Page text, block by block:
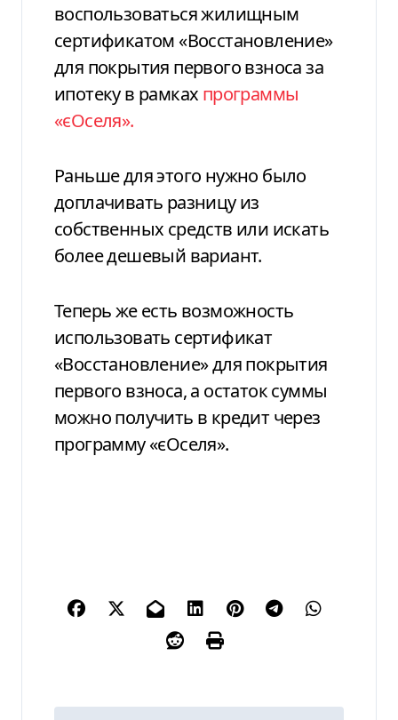
воспользоваться жилищным
сертификатом «Восстановление»
для покрытия первого взноса за
ипотеку в рамках программы
«єОселя».
Раньше для этого нужно было
доплачивать разницу из
собственных средств или искать
более дешевый вариант.
Теперь же есть возможность
использовать сертификат
«Восстановление» для покрытия
первого взноса, а остаток суммы
можно получить в кредит через
программу «єОселя».